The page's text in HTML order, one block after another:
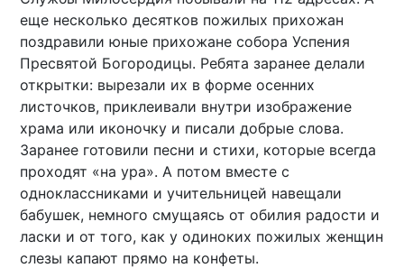
еще несколько десятков пожилых прихожан
поздравили юные прихожане собора Успения
Пресвятой Богородицы. Ребята заранее делали
открытки: вырезали их в форме осенних
листочков, приклеивали внутри изображение
храма или иконочку и писали добрые слова.
Заранее готовили песни и стихи, которые всегда
проходят «на ура». А потом вместе с
одноклассниками и учительницей навещали
бабушек, немного смущаясь от обилия радости и
ласки и от того, как у одиноких пожилых женщин
слезы капают прямо на конфеты.